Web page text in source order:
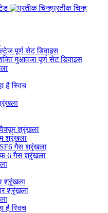
प्रतीक चिन्ह
पूर्ण सेट डिवाइस
मुआवजा पूर्ण सेट डिवाइस
है स्विच
श्रृंखला
श्रृंखला
गैस श्रृंखला
6 गैस श्रृंखला
श्रृंखला
श्रृंखला
है स्विच